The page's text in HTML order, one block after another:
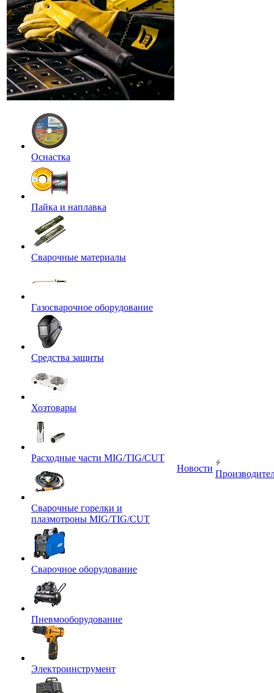
Оснастка
Пайка и наплавка
Сварочные материалы
Газосварочное оборудование
Средства защиты
Хозтовары
Расходные части MIG/TIG/CUT
Сварочные горелки и
плазмотроны MIG/TIG/CUT
Сварочное оборудование
Пневмооборудование
Электроинструмент
Новости